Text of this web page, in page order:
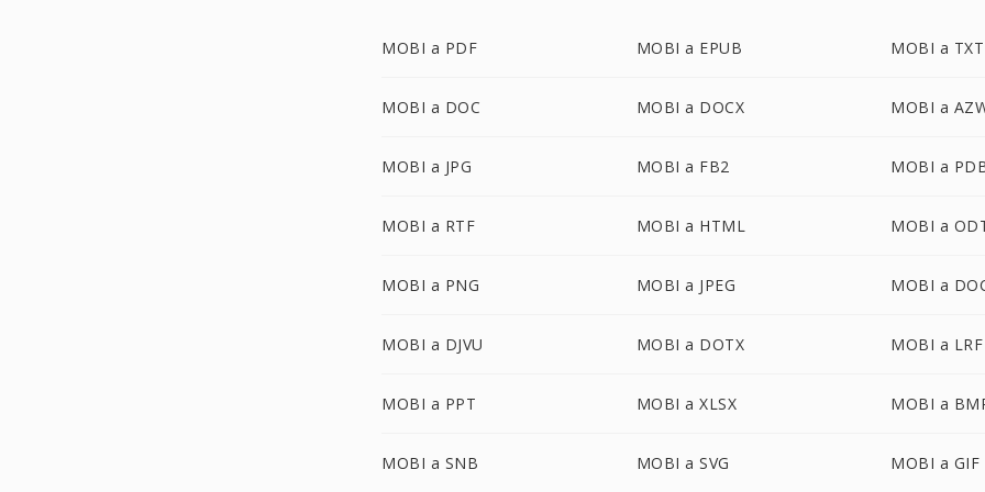
MOBI a PDF MOBI a EPUB MOBI a TXT
MOBI a DOC MOBI a DOCX MOBI a
MOBI a JPG MOBI a FB2 MOBI a
MOBI a RTF MOBI a HTML MOBI a
MOBI a PNG MOBI a JPEG MOBI a
MOBI a DJVU MOBI a DOTX MOBI a LRF
MOBI a PPT MOBI a XLSX MOBI a
MOBI a SNB MOBI a SVG MOBI a GIF